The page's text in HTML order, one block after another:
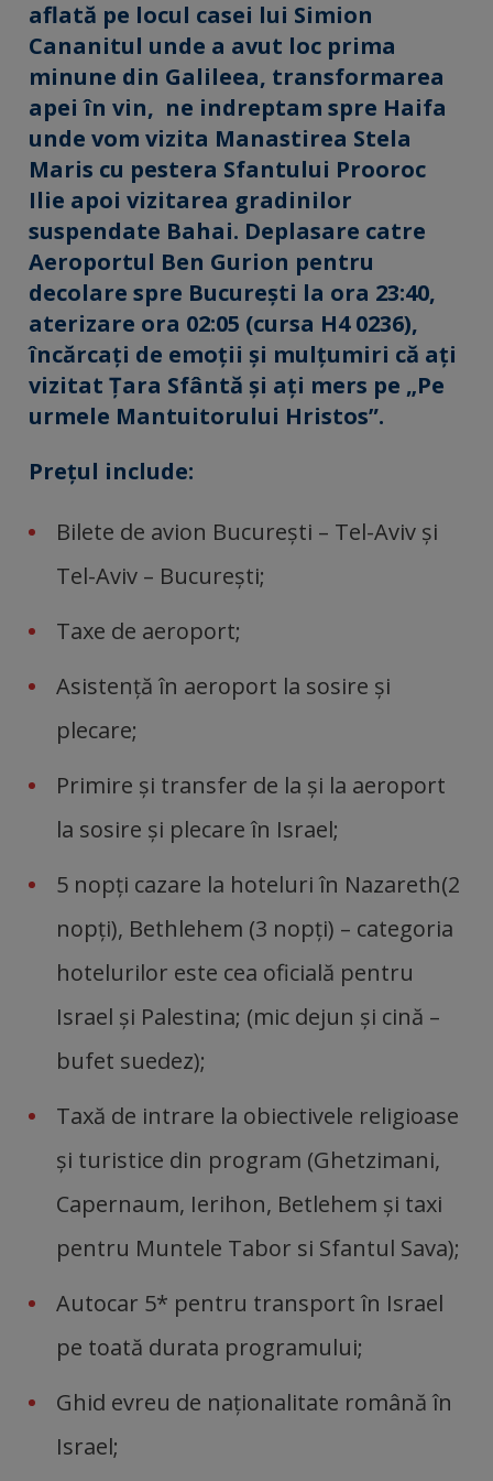
aflată pe locul casei lui Simion
Cananitul unde a avut loc prima
minune din Galileea, transformarea
apei în vin, ne indreptam spre Haifa
unde vom vizita Manastirea Stela
Maris cu pestera Sfantului Prooroc
Ilie apoi vizitarea gradinilor
suspendate Bahai. Deplasare catre
Aeroportul Ben Gurion pentru
decolare spre București la ora 23:40,
aterizare ora 02:05 (cursa H4 0236),
încărcați de emoții și mulțumiri că ați
vizitat Țara Sfântă și ați mers pe „Pe
urmele Mantuitorului Hristos”.
Preţul include:
Bilete de avion Bucureşti – Tel-Aviv şi
Tel-Aviv – Bucureşti;
Taxe de aeroport;
Asistenţă în aeroport la sosire şi
plecare;
Primire şi transfer de la şi la aeroport
la sosire şi plecare în Israel;
5 nopţi cazare la hoteluri în Nazareth(2
nopţi), Bethlehem (3 nopţi) – categoria
hotelurilor este cea oficială pentru
Israel şi Palestina; (mic dejun şi cină –
bufet suedez);
Taxă de intrare la obiectivele religioase
şi turistice din program (Ghetzimani,
Capernaum, Ierihon, Betlehem şi taxi
pentru Muntele Tabor si Sfantul Sava);
Autocar 5* pentru transport în Israel
pe toată durata programului;
Ghid evreu de naţionalitate română în
Israel;